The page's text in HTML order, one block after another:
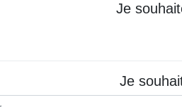
Je
Je